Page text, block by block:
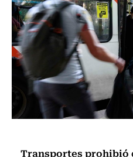
Transportes prohibió